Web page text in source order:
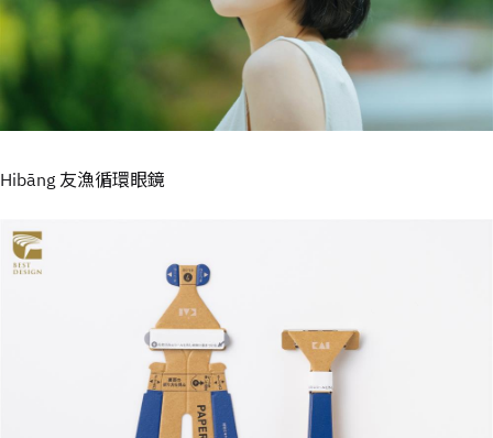
Hibāng 友漁循環眼鏡